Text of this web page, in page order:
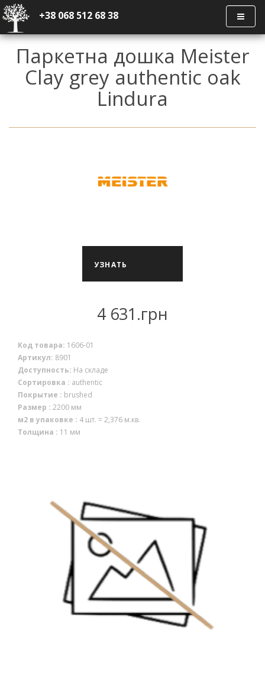
+38 068 512 68 38
Паркетна дошка Meister
Clay grey authentic oak
Lindura
УЗНАТЬ
4 631.грн
Код товара: 1606-01
Артикул: 8901
Доступность: На складе
Сортировка : authentic
Покрытие : brushed
Размер : 2200 мм
м2 в упаковке : 4 шт. = 2,376 м.кв.
Толщина : 11 мм